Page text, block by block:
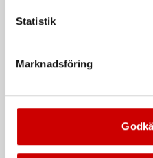
Statistik
Marknadsföring
De som köpte, köpte
Kampanj